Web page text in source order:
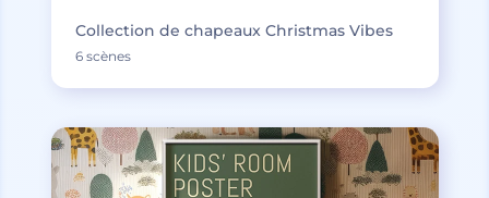
Collection de chapeaux Christmas Vibes
6 scènes